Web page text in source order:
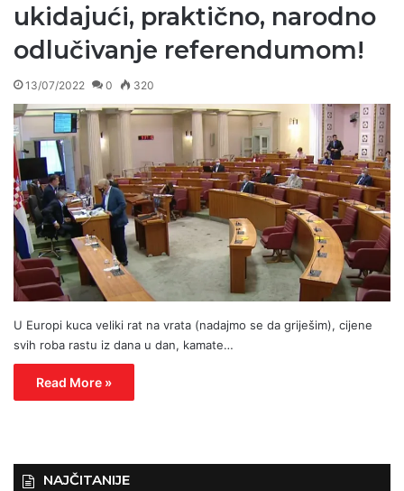
ukidajući, praktično, narodno
odlučivanje referendumom!
13/07/2022 0 320
U Europi kuca veliki rat na vrata (nadajmo se da griješim), cijene
svih roba rastu iz dana u dan, kamate…
Read More »
NAJČITANIJE